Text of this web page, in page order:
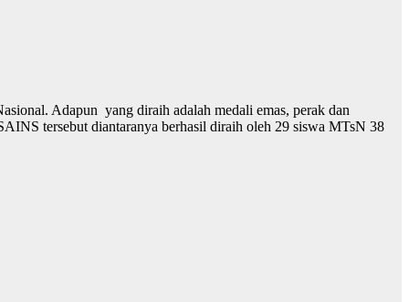
Adapun yang diraih adalah medali emas, perak dan
tersebut diantaranya berhasil diraih oleh 29 siswa MTsN 38